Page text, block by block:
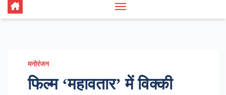
मनोरंजन
फिल्म ‘महावतार’ में विक्की